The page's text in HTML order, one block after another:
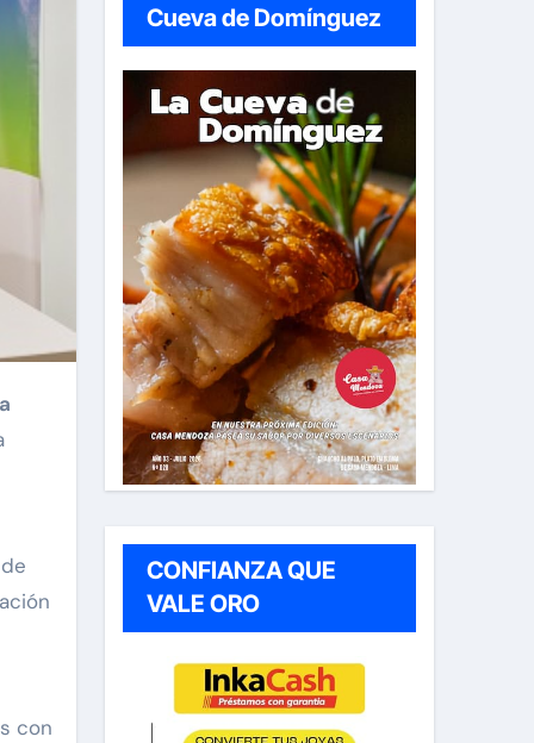
con
Cueva de Domínguez
CONFIANZA QUE
VALE ORO